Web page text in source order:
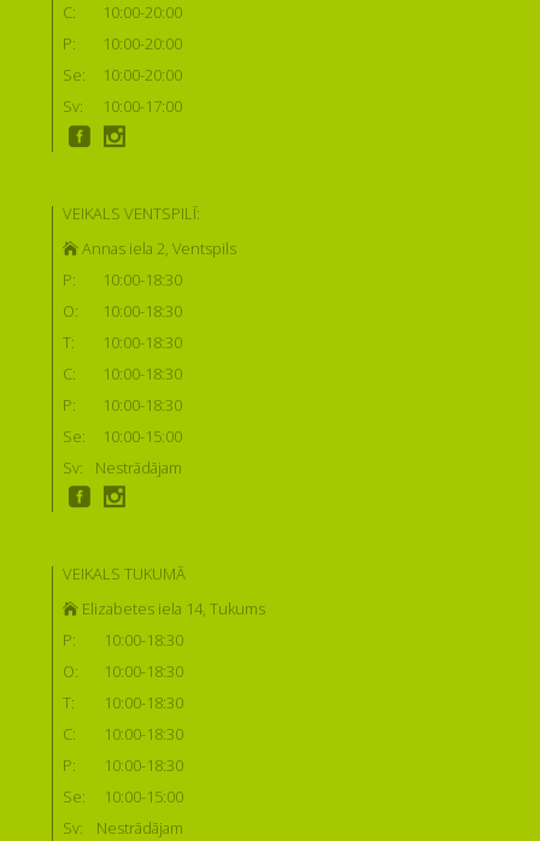
C:
10:00-20:00
P:
10:00-20:00
Se:
10:00-20:00
Sv:
10:00-17:00
VEIKALS VENTSPILĪ:
Annas iela 2, Ventspils
P:
10:00-18:30
O:
10:00-18:30
T:
10:00-18:30
C:
10:00-18:30
P:
10:00-18:30
Se:
10:00-15:00
Sv:
Nestrādājam
VEIKALS TUKUMĀ
Elizabetes iela 14, Tukums
P:
10:00-18:30
O:
10:00-18:30
T:
10:00-18:30
C:
10:00-18:30
P:
10:00-18:30
Se:
10:00-15:00
Sv:
Nestrādājam